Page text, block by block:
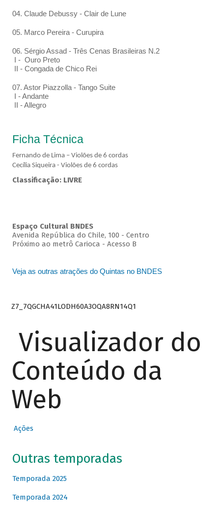
04. Claude Debussy - Clair de Lune
05. Marco Pereira - Curupira
06. Sérgio Assad - Três Cenas Brasileiras N.2
I - Ouro Preto
II - Congada de Chico Rei
07. Astor Piazzolla - Tango Suite
I - Andante
II - Allegro
Ficha Técnica
Fernando de Lima – Violões de 6 cordas
Cecília Siqueira - Violões de 6 cordas
Classificação: LIVRE
Espaço Cultural BNDES
Avenida República do Chile, 100 - Centro
Próximo ao metrô Carioca - Acesso B
Veja as outras atrações do Quintas no BNDES
Z7_7QGCHA41LODH60A3OQA8RN14Q1
Visualizador do
Conteúdo da
Web
Ações
Outras temporadas
Temporada 2025
Temporada 2024